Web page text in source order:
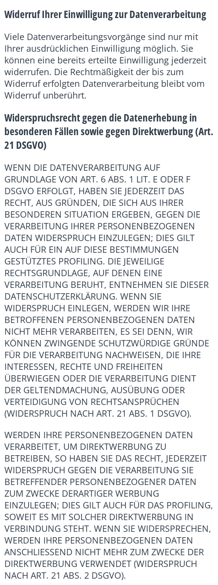
Widerruf Ihrer Einwilligung zur Datenverarbeitung
Viele Datenverarbeitungsvorgänge sind nur mit
Ihrer ausdrücklichen Einwilligung möglich. Sie
können eine bereits erteilte Einwilligung jederzeit
widerrufen. Die Rechtmäßigkeit der bis zum
Widerruf erfolgten Datenverarbeitung bleibt vom
Widerruf unberührt.
Widerspruchsrecht gegen die Datenerhebung in
besonderen Fällen sowie gegen Direktwerbung (Art.
21 DSGVO)
WENN DIE DATENVERARBEITUNG AUF
GRUNDLAGE VON ART. 6 ABS. 1 LIT. E ODER F
DSGVO ERFOLGT, HABEN SIE JEDERZEIT DAS
RECHT, AUS GRÜNDEN, DIE SICH AUS IHRER
BESONDEREN SITUATION ERGEBEN, GEGEN DIE
VERARBEITUNG IHRER PERSONENBEZOGENEN
DATEN WIDERSPRUCH EINZULEGEN; DIES GILT
AUCH FÜR EIN AUF DIESE BESTIMMUNGEN
GESTÜTZTES PROFILING. DIE JEWEILIGE
RECHTSGRUNDLAGE, AUF DENEN EINE
VERARBEITUNG BERUHT, ENTNEHMEN SIE DIESER
DATENSCHUTZERKLÄRUNG. WENN SIE
WIDERSPRUCH EINLEGEN, WERDEN WIR IHRE
BETROFFENEN PERSONENBEZOGENEN DATEN
NICHT MEHR VERARBEITEN, ES SEI DENN, WIR
KÖNNEN ZWINGENDE SCHUTZWÜRDIGE GRÜNDE
FÜR DIE VERARBEITUNG NACHWEISEN, DIE IHRE
INTERESSEN, RECHTE UND FREIHEITEN
ÜBERWIEGEN ODER DIE VERARBEITUNG DIENT
DER GELTENDMACHUNG, AUSÜBUNG ODER
VERTEIDIGUNG VON RECHTSANSPRÜCHEN
(WIDERSPRUCH NACH ART. 21 ABS. 1 DSGVO).
WERDEN IHRE PERSONENBEZOGENEN DATEN
VERARBEITET, UM DIREKTWERBUNG ZU
BETREIBEN, SO HABEN SIE DAS RECHT, JEDERZEIT
WIDERSPRUCH GEGEN DIE VERARBEITUNG SIE
BETREFFENDER PERSONENBEZOGENER DATEN
ZUM ZWECKE DERARTIGER WERBUNG
EINZULEGEN; DIES GILT AUCH FÜR DAS PROFILING,
SOWEIT ES MIT SOLCHER DIREKTWERBUNG IN
VERBINDUNG STEHT. WENN SIE WIDERSPRECHEN,
WERDEN IHRE PERSONENBEZOGENEN DATEN
ANSCHLIESSEND NICHT MEHR ZUM ZWECKE DER
DIREKTWERBUNG VERWENDET (WIDERSPRUCH
NACH ART. 21 ABS. 2 DSGVO).